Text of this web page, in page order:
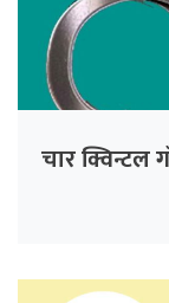
चार क्विन्टल